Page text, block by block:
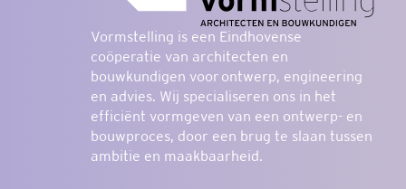
Vormstelling is een Eindhovense
coöperatie van architecten en
bouwkundigen voor ontwerp, engineering
en advies. Wij specialiseren ons in het
efficiënt vormgeven van een ontwerp- en
bouwproces, door een brug te slaan tussen
ambitie en maakbaarheid.